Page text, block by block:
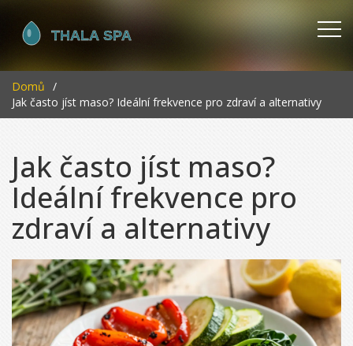
Domů
Jak často jíst maso? Ideální frekvence pro zdraví a alternativy
Jak často jíst maso?
Ideální frekvence pro
zdraví a alternativy